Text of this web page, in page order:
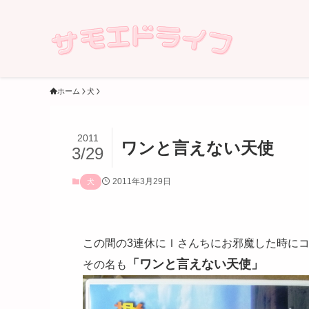
ホーム 犬
ワンと言えない天使
2011
3/29
犬 2011年3月29日
この間の3連休にＩさんちにお邪魔した時に
その名も
「ワンと言えない天使」